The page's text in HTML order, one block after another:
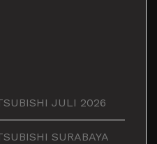
JULI 2026
SURABAYA